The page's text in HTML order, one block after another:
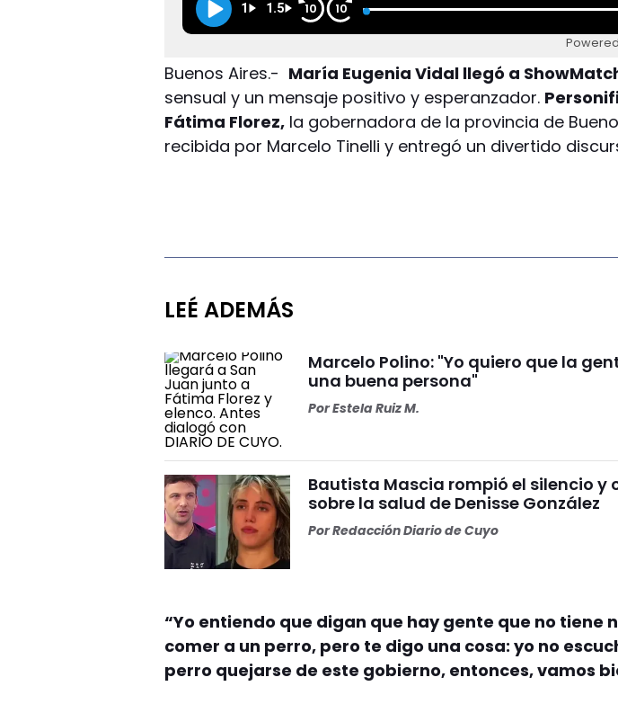
1 1.5 10 10
Buenos Aires.- María Eugenia Vidal llegó a
sensual y un mensaje positivo y esperanzador.
Fátima Florez, la gobernadora de la provincia de
recibida por Marcelo Tinelli y entregó un divertido
LEÉ ADEMÁS
Marcelo Polino: "Yo quiero que la
una buena persona"
PorEstela Ruiz M.
Bautista Mascia rompió el silencio y
sobre la salud de Denisse González
PorRedacción Diario de Cuyo
“Yo entiendo que digan que hay gente que no tiene
comer a un perro, pero te digo una cosa: yo no
perro quejarse de este gobierno, entonces, vamos